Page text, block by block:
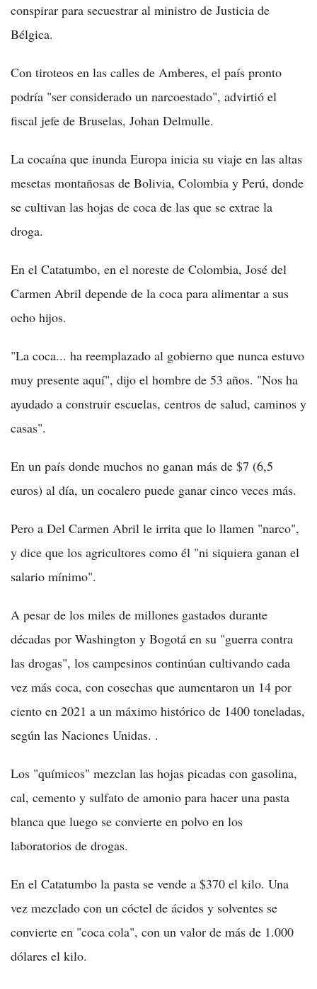
conspirar para secuestrar al ministro de Justicia de
Bélgica.
Con tiroteos en las calles de Amberes, el país pronto
podría "ser considerado un narcoestado", advirtió el
fiscal jefe de Bruselas, Johan Delmulle.
La cocaína que inunda Europa inicia su viaje en las altas
mesetas montañosas de Bolivia, Colombia y Perú, donde
se cultivan las hojas de coca de las que se extrae la
droga.
En el Catatumbo, en el noreste de Colombia, José del
Carmen Abril depende de la coca para alimentar a sus
ocho hijos.
"La coca... ha reemplazado al gobierno que nunca estuvo
muy presente aquí", dijo el hombre de 53 años. "Nos ha
ayudado a construir escuelas, centros de salud, caminos y
casas".
En un país donde muchos no ganan más de $7 (6,5
euros) al día, un cocalero puede ganar cinco veces más.
Pero a Del Carmen Abril le irrita que lo llamen "narco",
y dice que los agricultores como él "ni siquiera ganan el
salario mínimo".
A pesar de los miles de millones gastados durante
décadas por Washington y Bogotá en su "guerra contra
las drogas", los campesinos continúan cultivando cada
vez más coca, con cosechas que aumentaron un 14 por
ciento en 2021 a un máximo histórico de 1400 toneladas,
según las Naciones Unidas. .
Los "químicos" mezclan las hojas picadas con gasolina,
cal, cemento y sulfato de amonio para hacer una pasta
blanca que luego se convierte en polvo en los
laboratorios de drogas.
En el Catatumbo la pasta se vende a $370 el kilo. Una
vez mezclado con un cóctel de ácidos y solventes se
convierte en "coca cola", con un valor de más de 1.000
dólares el kilo.